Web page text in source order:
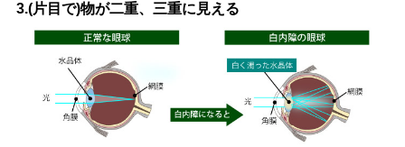
3.(片目で)物が二重、三重に見える